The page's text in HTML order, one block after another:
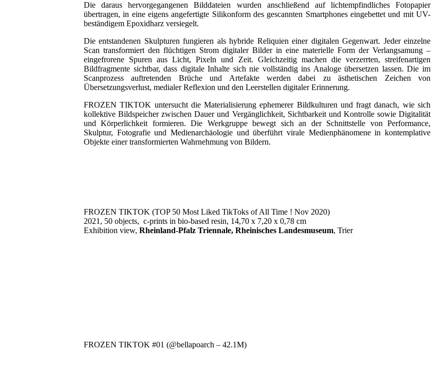
Die daraus hervorgegangenen Bilddateien wurden anschließend auf lichtempfindliches Fotopapier
übertragen, in eine eigens angefertigte Silikonform des gescannten Smartphones eingebettet und mit UV-
beständigem Epoxidharz versiegelt.
Die entstandenen Skulpturen fungieren als hybride Reliquien einer digitalen Gegenwart. Jeder einzelne
Scan transformiert den flüchtigen Strom digitaler Bilder in eine materielle Form der Verlangsamung –
eingefrorene Spuren aus Licht, Pixeln und Zeit. Gleichzeitig machen die verzerrten, streifenartigen
Bildfragmente sichtbar, dass digitale Inhalte sich nie vollständig ins Analoge übersetzen lassen. Die im
Scanprozess auftretenden Brüche und Artefakte werden dabei zu ästhetischen Zeichen von
Übersetzungsverlust, medialer Reflexion und den Leerstellen digitaler Erinnerung.
FROZEN TIKTOK untersucht die Materialisierung ephemerer Bildkulturen und fragt danach, wie sich
kollektive Bildspeicher zwischen Dauer und Vergänglichkeit, Sichtbarkeit und Kontrolle sowie Digitalität
und Körperlichkeit formieren. Die Werkgruppe bewegt sich an der Schnittstelle von Performance,
Skulptur, Fotografie und Medienarchäologie und überführt virale Medienphänomene in kontemplative
Objekte einer transformierten Wahrnehmung von Bildern.
FROZEN TIKTOK (TOP 50 Most Liked TikToks of All Time ! Nov 2020)
2021, 50 objects, c-prints in bio-based resin, 14,70 x 7,20 x 0,78 cm
Exhibition view, Rheinland-Pfalz Triennale, Rheinisches Landesmuseum, Trier
FROZEN TIKTOK #01 (@bellapoarch – 42.1M)